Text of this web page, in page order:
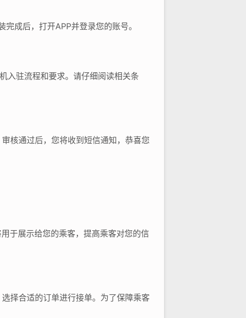
成后，打开APP并登录您的账号。
入驻流程和要求。请仔细阅读相关条
核通过后，您将收到短信通知，恭喜您
于展示给您的乘客，提高乘客对您的信
择合适的订单进行接单。为了保障乘客